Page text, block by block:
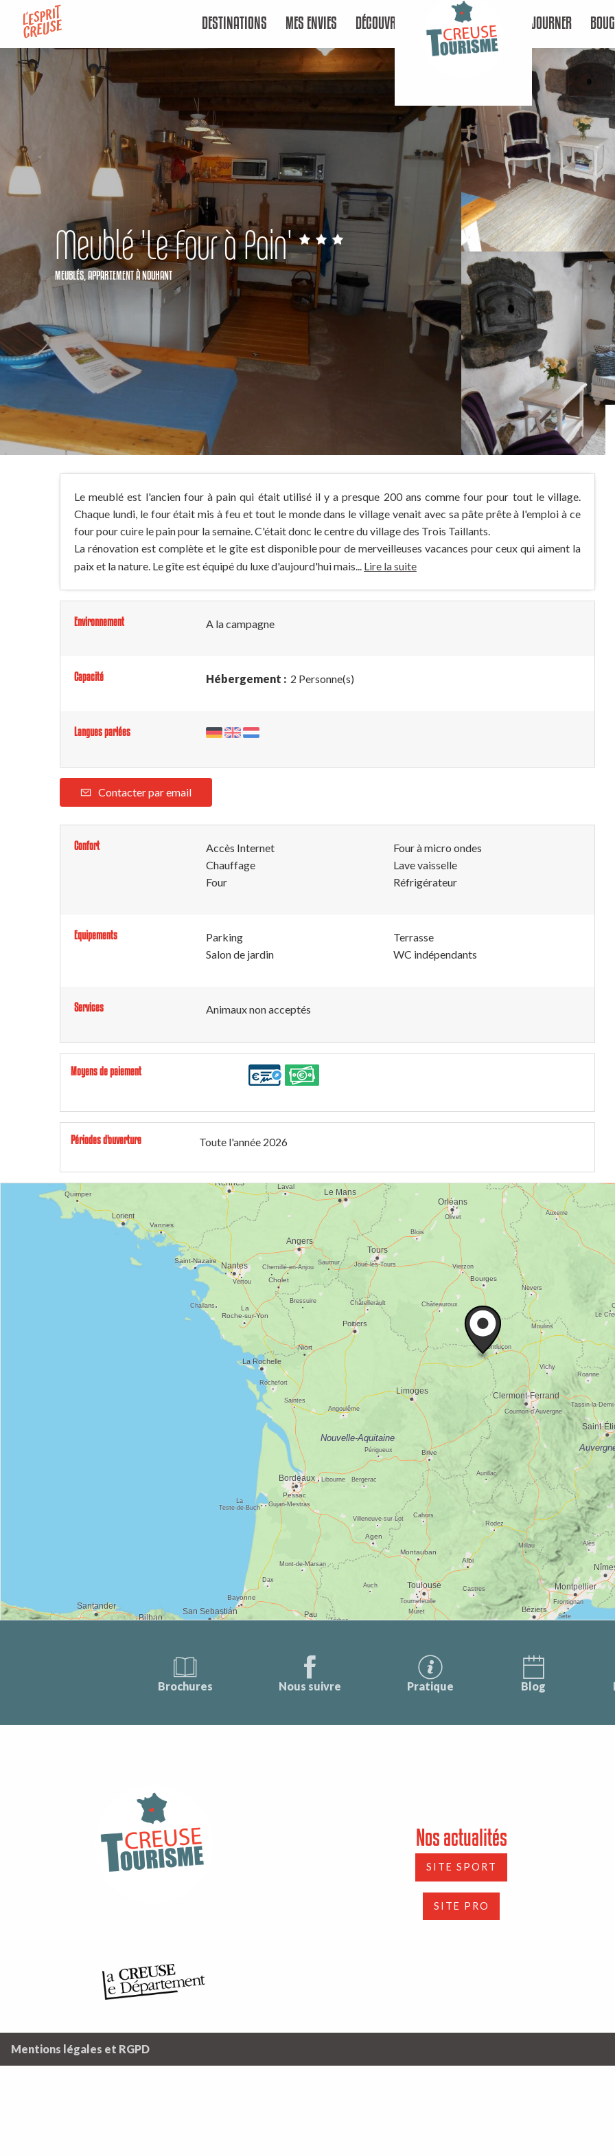
contenu
principal
DESTINATIONS MES ENVIES DÉCOUVRIR SÉJOURNER
Meublé 'Le Four à Pain'
MEUBLÉS, APPARTEMENTÀ NOUHANT
Le meublé est l'ancien four à pain qui était utilisé il y a presque 200 ans comme four pour tout le village.
Chaque lundi, le four était mis à feu et tout le monde dans le village venait avec sa pâte prête à l'emploi à ce
four pour cuire le pain pour la semaine. C'était donc le centre du village des Trois Taillants.
La rénovation est complète et le gîte est disponible pour de merveilleuses vacances pour ceux qui aiment la
paix et la nature. Le gîte est équipé du luxe d'aujourd'hui mais... Lire la suite
Environnement A la campagne
Capacité Hébergement : 2 Personne(s)
Langues parlées
Contacter par email
Confort
Accès Internet
Chauffage
Four
Four à micro ondes
Lave vaisselle
Réfrigérateur
Equipements
Parking
Salon de jardin
Terrasse
WC indépendants
Services Animaux non acceptés
Moyens de paiement
Périodes d'ouverture Toute l'année 2026
Brochures Nous suivre Pratique Blog
Nos actualités
SITE SPORT
SITE PRO
Mentions légales et RGPD